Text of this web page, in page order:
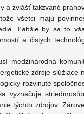
a zvlášť takzvané
všetci majú
Ľahšie by sa to
a čistých
medzinárodná
zdroje slúžiace
rozvinuté
vyznačuje
týchto zdrojov.